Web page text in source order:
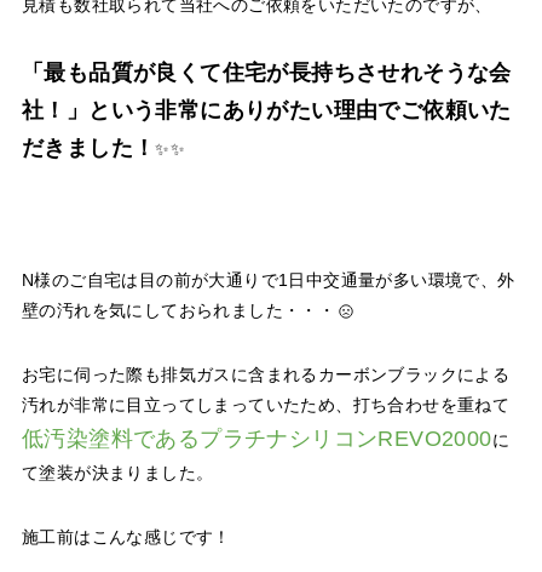
見積も数社取られて当社へのご依頼をいただいたのですが、
「最も品質が良くて住宅が長持ちさせれそうな会
社！」という非常にありがたい理由でご依頼いた
だきました！✨✨
N様のご自宅は目の前が大通りで1日中交通量が多い環境で、外
壁の汚れを気にしておられました・・・
お宅に伺った際も排気ガスに含まれるカーボンブラックによる
汚れが非常に目立ってしまっていたため、打ち合わせを重ねて
低汚染塗料であるプラチナシリコンREVO2000に
て塗装が決まりました。
施工前はこんな感じです！